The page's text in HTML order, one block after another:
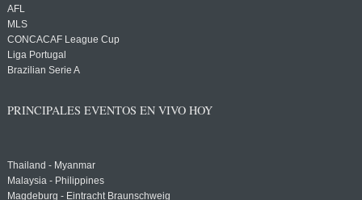
AFL
MLS
CONCACAF League Cup
Liga Portugal
Brazilian Serie A
PRINCIPALES EVENTOS EN VIVO HOY
Thailand - Myanmar
Malaysia - Philippines
Magdeburg - Eintracht Braunschweig